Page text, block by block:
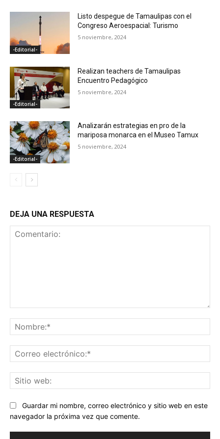
-Editorial-
Listo despegue de Tamaulipas con el
Congreso Aeroespacial: Turismo
5 noviembre, 2024
-Editorial-
Realizan teachers de Tamaulipas
Encuentro Pedagógico
5 noviembre, 2024
-Editorial-
Analizarán estrategias en pro de la
mariposa monarca en el Museo Tamux
5 noviembre, 2024
DEJA UNA RESPUESTA
Guardar mi nombre, correo electrónico y sitio web en este
navegador la próxima vez que comente.